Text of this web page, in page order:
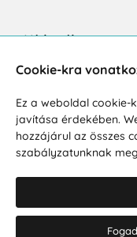
Hírlevél
Hozzájárulok a
Személyes adatok
Cookie-kra
Ez a weboldal cookie-
javítása érdekében.
hozzájárul az összes
szabályzatunknak